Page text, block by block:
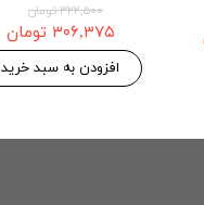
۳۲۲,۵۰۰ تومان
۳۰۶,۳۷۵ تومان
افزودن به سبد خرید